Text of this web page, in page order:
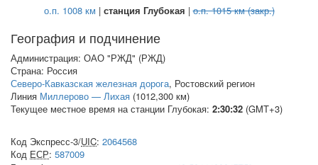
о.п. 1008 км | станция Глубокая |о.п. 1015 км (закр.)
География и подчинение
Администрация: ОАО "РЖД" (РЖД)
Страна: Россия
Северо-Кавказская железная дорога, Ростовский регион
Линия Миллерово — Лихая (1012,300 км)
Текущее местное время на станции Глубокая: 2:30:32 (GMT+3)
Код Экспресс-3/UIC: 2064568
Код ЕСР: 587009